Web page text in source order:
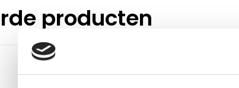
producten